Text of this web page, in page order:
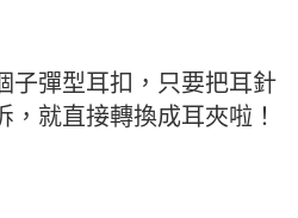
子彈型耳扣，只要把耳針
就直接轉換成耳夾啦！